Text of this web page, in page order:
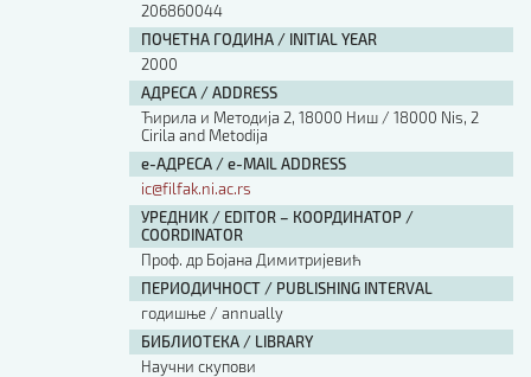
206860044
ПОЧЕТНА ГОДИНА / INITIAL YEAR
2000
АДРЕСА / ADDRESS
Ћирила и Методија 2, 18000 Ниш / 18000 Nis, 2
Cirila and Metodija
е-АДРЕСА / e-MAIL ADDRESS
ic@filfak.ni.ac.rs
УРЕДНИК / EDITOR – КООРДИНАТОР /
COORDINATOR
Проф. др Бојана Димитријевић
ПЕРИОДИЧНОСТ / PUBLISHING INTERVAL
годишње / annually
БИБЛИОТЕКА / LIBRARY
Научни скупови